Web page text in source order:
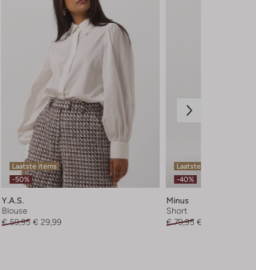
Laatste items
-50%
Y.a.s.
Blouse
€ 59,95 € 29,99
Laatste items
-40%
Minus
Short
€ 79,95 € 47,99